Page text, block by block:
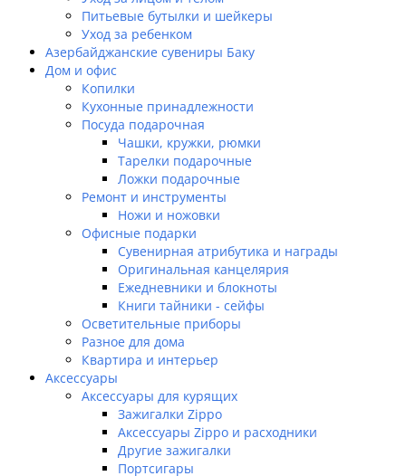
Питьевые бутылки и шейкеры
Уход за ребенком
Азербайджанские сувениры Баку
Дом и офис
Копилки
Кухонные принадлежности
Посуда подарочная
Чашки, кружки, рюмки
Тарелки подарочные
Ложки подарочные
Ремонт и инструменты
Ножи и ножовки
Офисные подарки
Сувенирная атрибутика и награды
Оригинальная канцелярия
Ежедневники и блокноты
Книги тайники - сейфы
Осветительные приборы
Разное для дома
Квартира и интерьер
Аксессуары
Аксессуары для курящих
Зажигалки Zippo
Аксессуары Zippo и расходники
Другие зажигалки
Портсигары